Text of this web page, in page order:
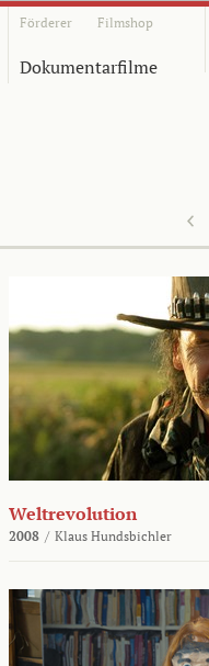
Förderer Filmshop
Dokumentarfilme
Weltrevolution
2008 / Klaus Hundsbichler